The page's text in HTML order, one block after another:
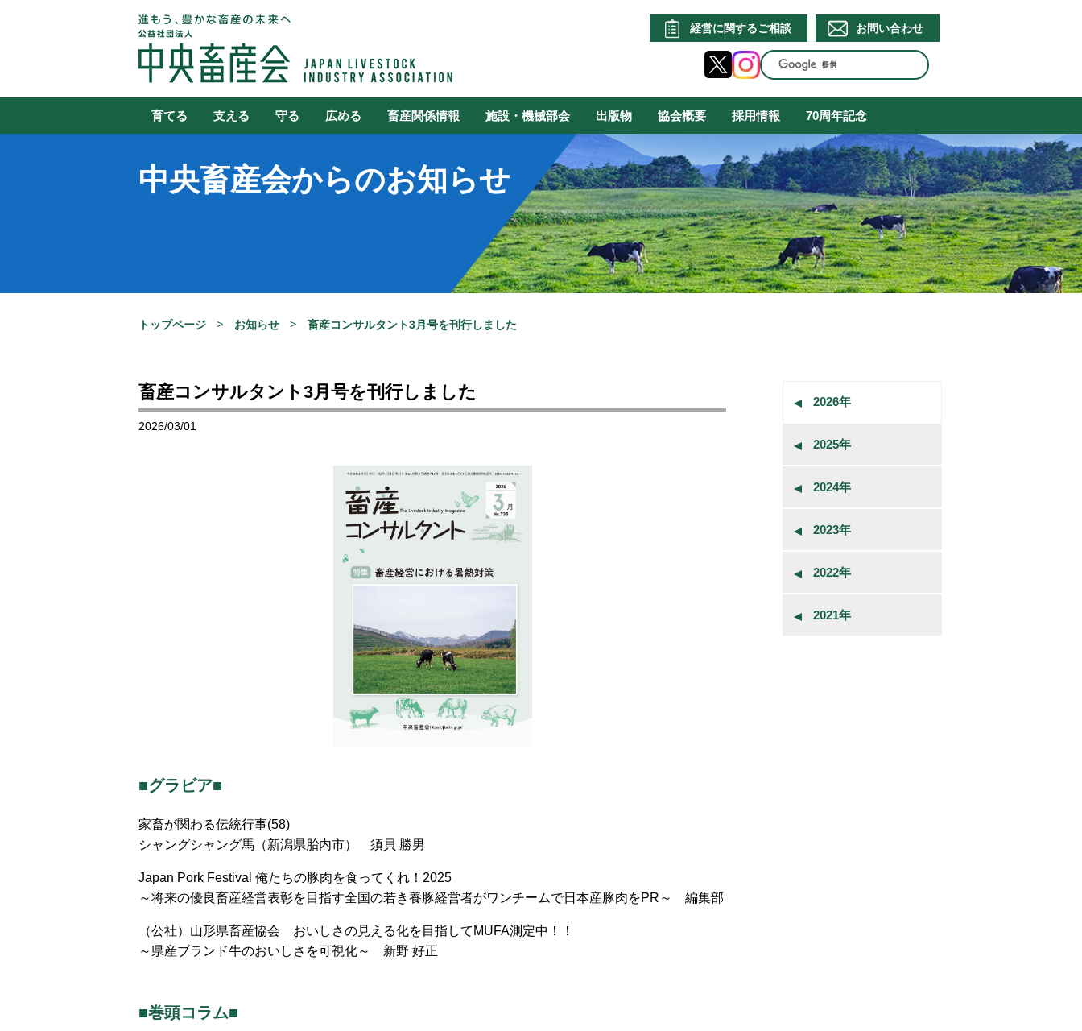
経営に関するご相談 お問い合わせ
育てる 支える 守る 広める 畜産関係情報 施設・機械部会 出版物 協会概要 採用情報 70周年記念
中央畜産会からのお知らせ
トップページ お知らせ 畜産コンサルタント3月号を刊行しました
畜産コンサルタント3月号を刊行しました
2026/03/01
■グラビア■
家畜が関わる伝統行事(58)
シャングシャング馬（新潟県胎内市） 須貝 勝男
Japan Pork Festival 俺たちの豚肉を食ってくれ！2025
～将来の優良畜産経営表彰を目指す全国の若き養豚経営者がワンチームで日本産豚肉をPR～ 編集部
（公社）山形県畜産協会 おいしさの見える化を目指してMUFA測定中！！
～県産ブランド牛のおいしさを可視化～ 新野 好正
■巻頭コラム■
2026年
2025年
2024年
2023年
2022年
2021年